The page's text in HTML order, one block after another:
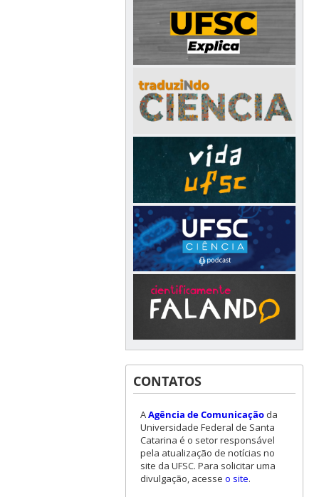
CONTATOS
AAgência de Comunicaçãoda
Universidade Federal de Santa
Catarina é o setor responsável
pela atualização de notícias no
site da UFSC. Para solicitar uma
divulgação, acesse o site.